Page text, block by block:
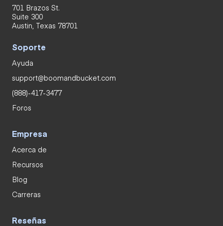
701 Brazos St.
Suite 300
Austin, Texas 78701
Soporte
Ayuda
support@boomandbucket.com
(888)-417-3477
Foros
Empresa
Acerca de
Recursos
Blog
Carreras
Reseñas